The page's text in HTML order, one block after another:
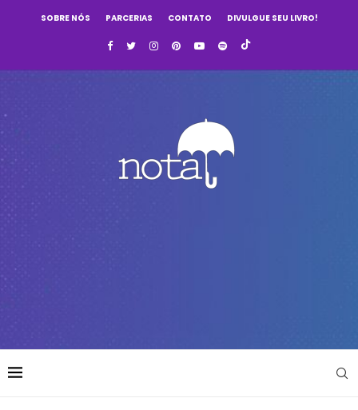
SOBRE NÓS PARCERIAS CONTATO DIVULGUE SEU LIVRO!